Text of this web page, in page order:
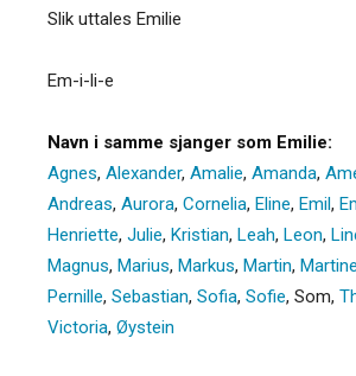
Slik uttales Emilie
Em-i-li-e
Navn i samme sjanger som Emilie:
Agnes, Alexander, Amalie, Amanda,
Andreas, Aurora, Cornelia, Eline, Emil,
Henriette, Julie, Kristian, Leah, Leon,
Magnus, Marius, Markus, Martin, Martine
Pernille, Sebastian, Sofia, Sofie, Som,
Victoria, Øystein